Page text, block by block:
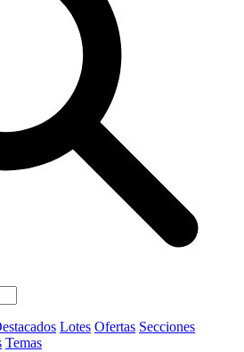
Lotes Ofertas Secciones
Temas